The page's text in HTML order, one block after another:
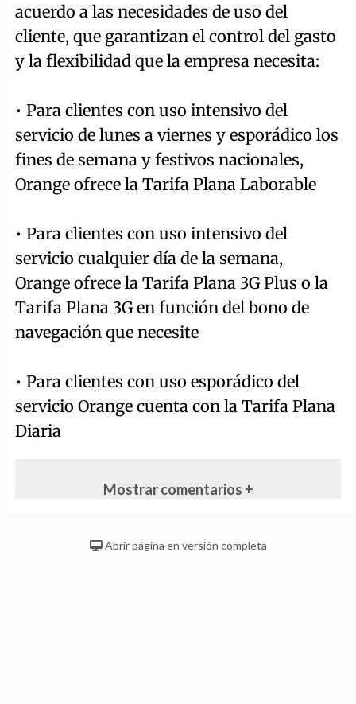
acuerdo a las necesidades de uso del
cliente, que garantizan el control del gasto
y la flexibilidad que la empresa necesita:
• Para clientes con uso intensivo del
servicio de lunes a viernes y esporádico los
fines de semana y festivos nacionales,
Orange ofrece la Tarifa Plana Laborable
• Para clientes con uso intensivo del
servicio cualquier día de la semana,
Orange ofrece la Tarifa Plana 3G Plus o la
Tarifa Plana 3G en función del bono de
navegación que necesite
• Para clientes con uso esporádico del
servicio Orange cuenta con la Tarifa Plana
Diaria
Mostrar comentarios +
Abrir página en versión completa